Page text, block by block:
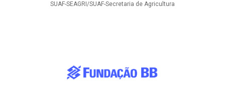
SUAF-SEAGRI/SUAF-Secretaria de Agricultura